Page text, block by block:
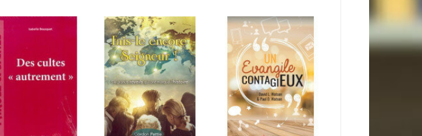
Bible et handicaps